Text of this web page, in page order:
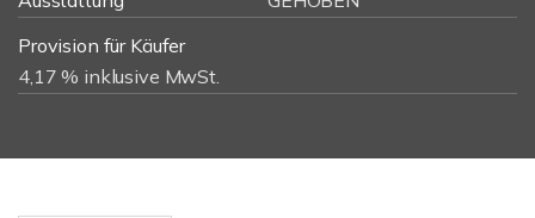
Provision für Käufer
4,17 % inklusive MwSt.